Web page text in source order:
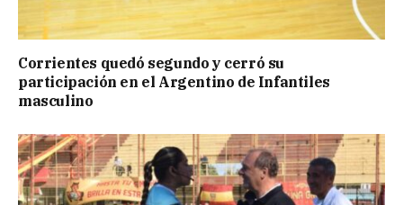
Corrientes quedó segundo y cerró su
participación en el Argentino de Infantiles
masculino